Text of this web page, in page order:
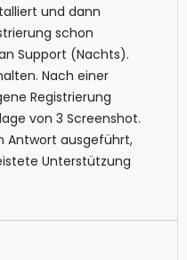
und dann
schon
Support (Nachts).
Nach einer
Registrierung
von 3 Screenshot.
Antwort ausgeführt,
Unterstützung